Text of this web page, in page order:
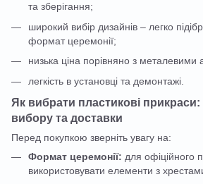
та зберігання;
широкий вибір дизайнів – легко
формат церемонії;
низька ціна порівняно з металевими
легкість в установці та демонтажі.
Як вибрати пластикові
вибору та доставки
Перед покупкою зверніть увагу на:
Формат церемонії: для офіційного
використовувати елементи з